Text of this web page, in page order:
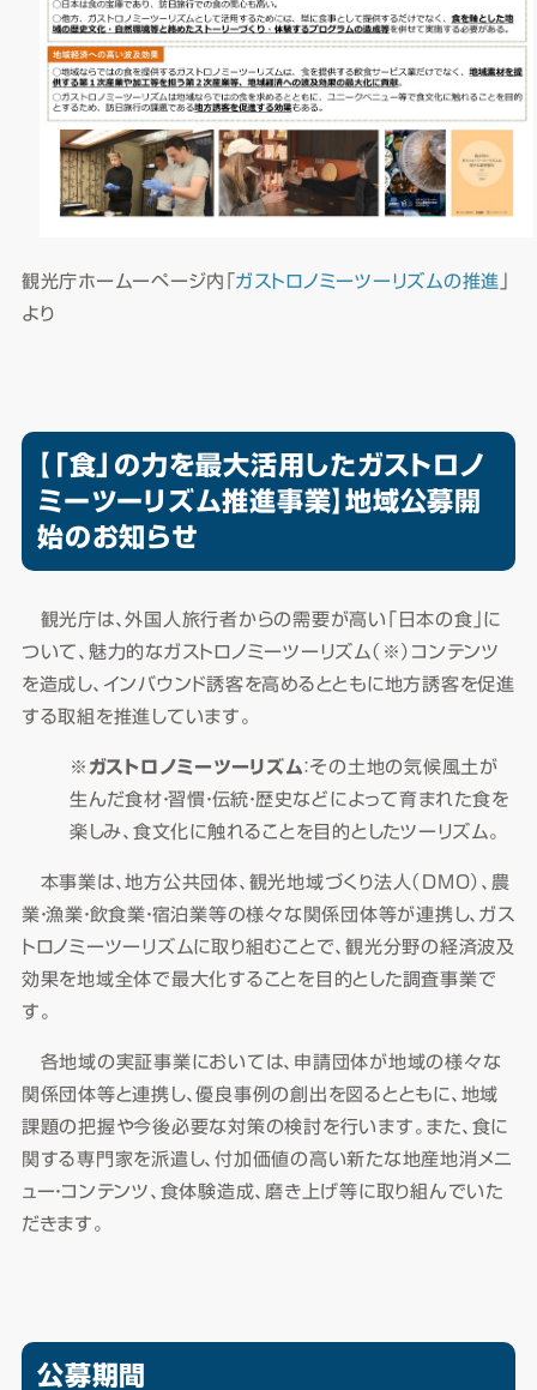
観光庁ホームーページ内「 ガストロノミーツーリズムの推進
より
【「食」の力を最大活用したガストロノ
ミーツーリズム推進事業】地域公募開
始のお知らせ
観光庁は、外国人旅行者からの需要が高い「日本の食」に
ついて、魅力的なガストロノミーツーリズム（※）コンテンツ
を造成し、インバウンド誘客を高めるとともに地方誘客を促進
する取組を推進しています。
※ ガストロノミーツーリズム：その土地の気候風土が
生んだ食材・習慣・伝統・歴史などによって育まれた食を
楽しみ、食文化に触れることを目的としたツーリズム。
本事業は、地方公共団体、観光地域づくり法人（DMO）、農
業・漁業・飲食業・宿泊業等の様々な関係団体等が連携し、ガス
トロノミーツーリズムに取り組むことで、観光分野の経済波及
効果を地域全体で最大化することを目的とした調査事業で
す。
各地域の実証事業においては、申請団体が地域の様々な
関係団体等と連携し、優良事例の創出を図るとともに、地域
課題の把握や今後必要な対策の検討を行います。また、食に
関する専門家を派遣し、付加価値の高い新たな地産地消メニ
ュー・コンテンツ、食体験造成、磨き上げ等に取り組んでいた
だきます。
公募期間